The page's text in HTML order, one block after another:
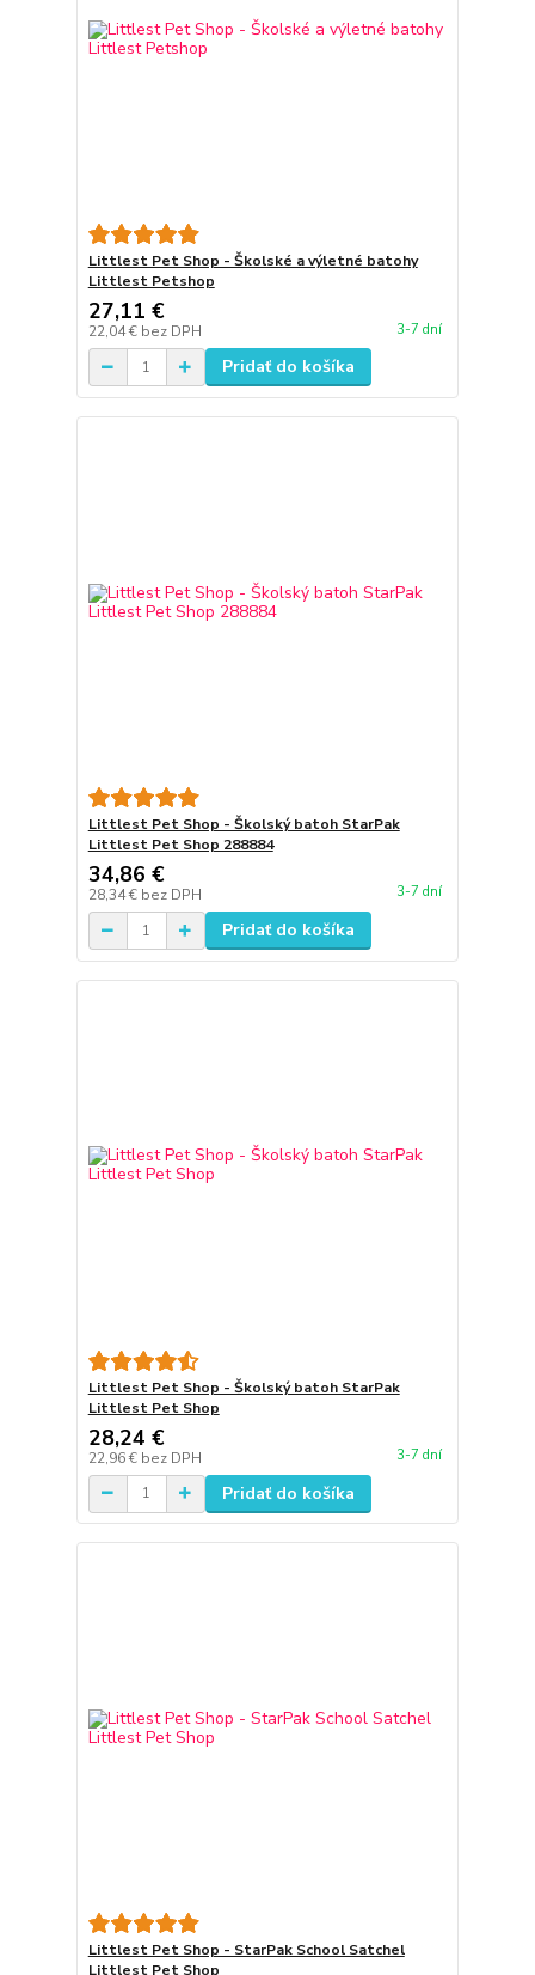
Littlest Pet Shop - Školské a výletné batohy
Littlest Petshop
27,11 €
22,04 € bez DPH 3-7 dní
Pridať do košíka
Littlest Pet Shop - Školský batoh StarPak
Littlest Pet Shop 288884
34,86 €
28,34 € bez DPH 3-7 dní
Pridať do košíka
Littlest Pet Shop - Školský batoh StarPak
Littlest Pet Shop
28,24 €
22,96 € bez DPH 3-7 dní
Pridať do košíka
Littlest Pet Shop - StarPak School Satchel
Littlest Pet Shop